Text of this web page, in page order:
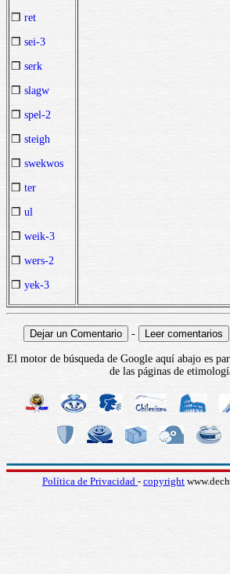
❒ ret
❒ sei-3
❒ serk
❒ slagw
❒ spel-2
❒ steigh
❒ swekwos
❒ ter
❒ ul
❒ weik-3
❒ wers-2
❒ yek-3
-
El motor de búsqueda de Google aquí abajo es
de las páginas de
Política de Privacidad - copyright